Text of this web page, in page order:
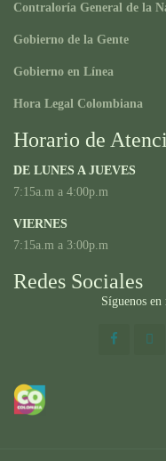
Contraloría General de la
Gobierno de la Gente
Gobierno en Línea
Hora Legal Colombiana
Horario de
DE LUNES A JUEVES
7:15a.m a 4:00p.m
VIERNES
7:15a.m a 3:00p.m
Redes Sociales
Síguenos en